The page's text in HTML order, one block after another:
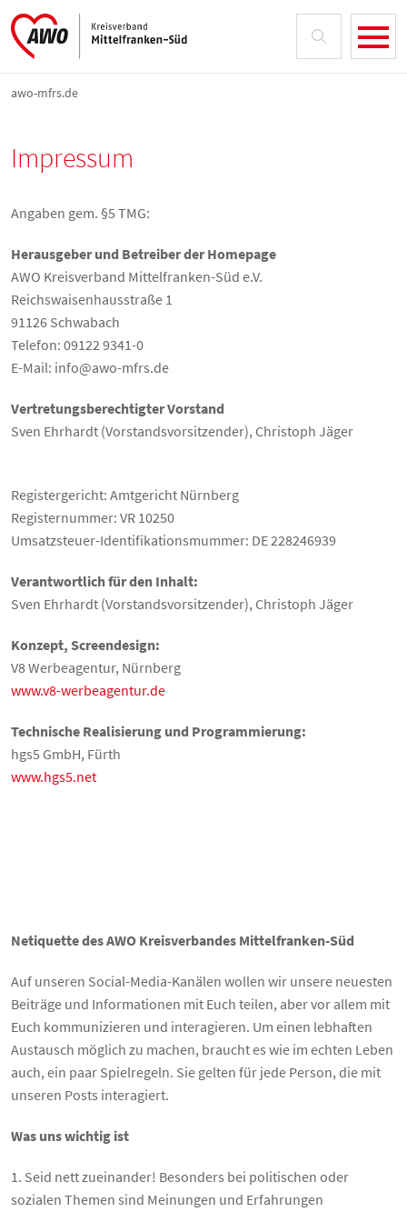
awo-mfrs.de
Impressum
Angaben gem. §5 TMG:
Herausgeber und Betreiber der Homepage
AWO Kreisverband Mittelfranken-Süd e.V.
Reichswaisenhausstraße 1
91126 Schwabach
Telefon: 09122 9341-0
E-Mail: info@awo-mfrs.de
Vertretungsberechtigter Vorstand
Sven Ehrhardt (Vorstandsvorsitzender), Christoph Jäger
Registergericht: Amtgericht Nürnberg
Registernummer: VR 10250
Umsatzsteuer-Identifikationsmummer: DE 228246939
Verantwortlich für den Inhalt:
Sven Ehrhardt (Vorstandsvorsitzender), Christoph Jäger
Konzept, Screendesign:
V8 Werbeagentur, Nürnberg
www.v8-werbeagentur.de
Technische Realisierung und Programmierung:
hgs5 GmbH, Fürth
www.hgs5.net
Netiquette des AWO Kreisverbandes Mittelfranken-Süd
Auf unseren Social-Media-Kanälen wollen wir unsere neuesten
Beiträge und Informationen mit Euch teilen, aber vor allem mit
Euch kommunizieren und interagieren. Um einen lebhaften
Austausch möglich zu machen, braucht es wie im echten Leben
auch, ein paar Spielregeln. Sie gelten für jede Person, die mit
unseren Posts interagiert.
Was uns wichtig ist
1. Seid nett zueinander! Besonders bei politischen oder
sozialen Themen sind Meinungen und Erfahrungen